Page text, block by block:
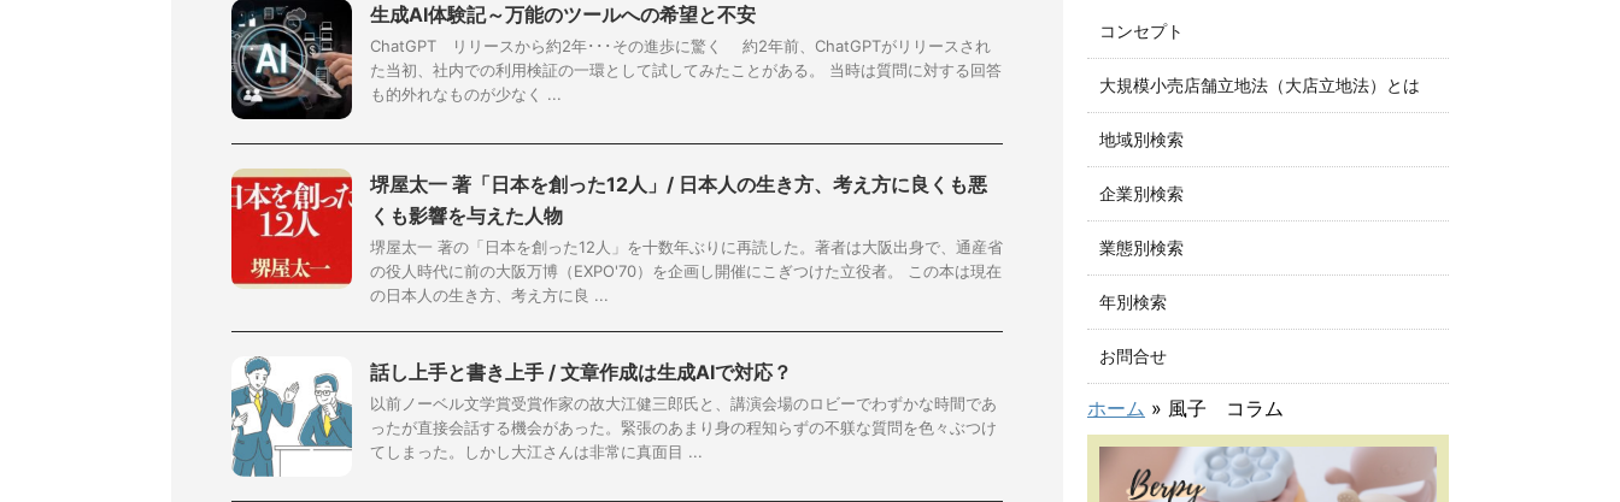
生成AI体験記～万能のツールへの希望と不安
ChatGPT リリースから約2年･･･その進歩に驚く 約2年前、ChatGPTがリリースされ
た当初、社内での利用検証の一環として試してみたことがある。 当時は質問に対する回答
も的外れなものが少なく ...
堺屋太一 著「日本を創った12人」/ 日本人の生き方、考え方に良くも悪
くも影響を与えた人物
堺屋太一 著の「日本を創った12人」を十数年ぶりに再読した。著者は大阪出身で、通産省
の役人時代に前の大阪万博（EXPO'70）を企画し開催にこぎつけた立役者。 この本は現在
の日本人の生き方、考え方に良 ...
話し上手と書き上手 / 文章作成は生成AIで対応？
以前ノーベル文学賞受賞作家の故大江健三郎氏と、講演会場のロビーでわずかな時間であ
ったが直接会話する機会があった。緊張のあまり身の程知らずの不躾な質問を色々ぶつけ
てしまった。しかし大江さんは非常に真面目 ...
コンセプト
大規模小売店舗立地法（大店立地法）とは
地域別検索
企業別検索
業態別検索
年別検索
お問合せ
ホーム » 風子 コラム